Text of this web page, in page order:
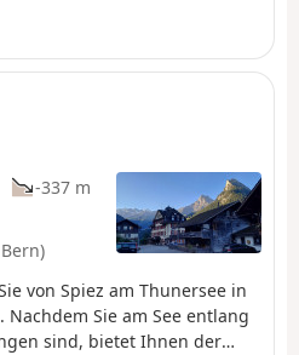
und Wallis. Diese Route
auf die Gipfel
des Wallis.
-337 m
von Spiez am Thunersee in
Nachdem Sie am See entlang
sind, bietet Ihnen der